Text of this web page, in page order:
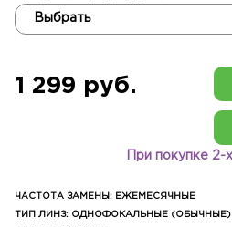
1 299 руб.
При покупке 2-
ЧАСТОТА ЗАМЕНЫ: ЕЖЕМЕСЯЧНЫЕ
ТИП ЛИНЗ: ОДНОФОКАЛЬНЫЕ (ОБЫЧНЫЕ)